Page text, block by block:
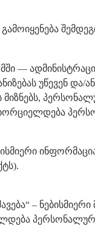
—
უწევენ
–
პერსონალური